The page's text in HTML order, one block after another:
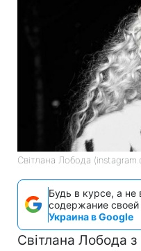
Світлана Лобода
Будь в курсе, а
содержание своей
Украина в Google
Світлана Лобода з